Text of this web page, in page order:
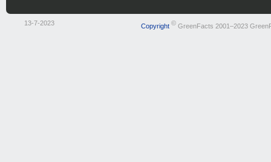
13-7-2023 Copyright ©GreenFacts 2001–2023